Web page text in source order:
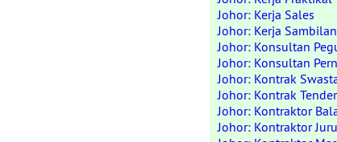
Johor: Kerja Sales
Johor: Kerja Sambilan
Johor: Konsultan
Johor: Konsultan
Johor: Kontrak
Johor: Kontrak
Johor: Kontraktor
Johor: Kontraktor